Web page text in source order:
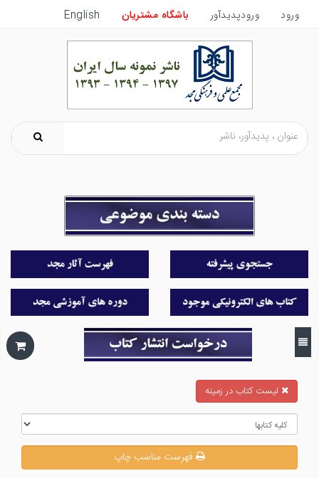
ورود ورودپدیدآور باشگاه مشتریان English
ليست كتاب در زمينه
فهرست مناسب چاپ